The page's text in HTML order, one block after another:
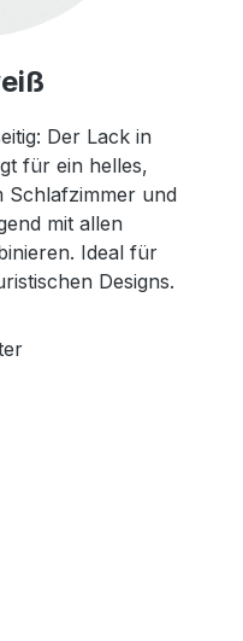
Der Lack in
für ein helles,
Schlafzimmer und
mit allen
Ideal für
Designs.